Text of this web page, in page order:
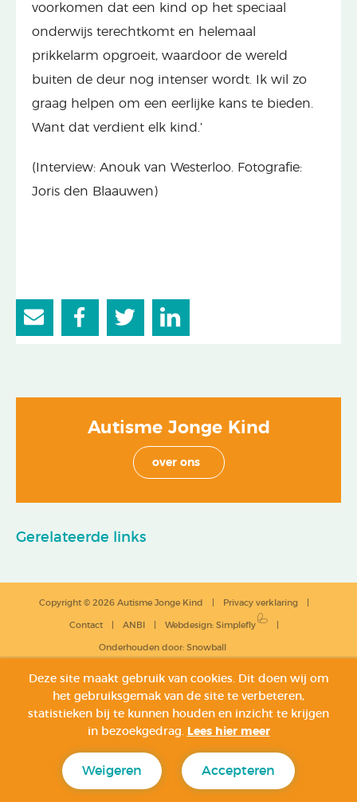
voorkomen dat een kind op het speciaal
onderwijs terechtkomt en helemaal
prikkelarm opgroeit, waardoor de wereld
buiten de deur nog intenser wordt. Ik wil zo
graag helpen om een eerlijke kans te bieden.
Want dat verdient elk kind.’
(Interview: Anouk van Westerloo. Fotografie:
Joris den Blaauwen)
Autisme Jonge Kind
over ons
Gerelateerde links
Copyright © 2026 Autisme Jonge Kind Privacy verklaring
Contact ANBI Webdesign: Simplefly
Onderhouden door: Snowball
Deze site maakt gebruik van cookies. Dit doen wij om
het gebruiksgemak van de site te verbeteren,
statistieken bij te kunnen houden en inzicht te krijgen
in bezoekgedrag. Lees hier meer
Weigeren Accepteren